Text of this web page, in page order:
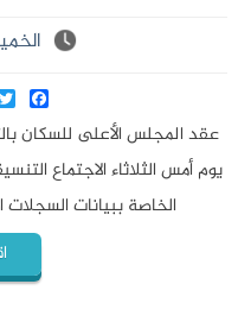
الخميس,
عقد المجلس الأعلى للسكان
الخاصة ببيانات السجلات